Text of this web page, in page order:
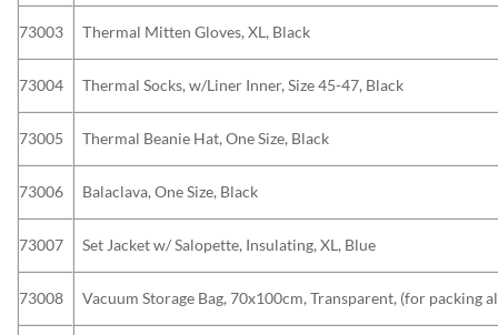
73003 Τhermal Mitten Gloves, XL, Black
73004 Thermal Socks, w/Liner Inner, Size 45-47, Black
73005 Thermal Beanie Hat, One Size, Black
73006 Balaclava, One Size, Black
73007 Set Jacket w/ Salopette, Insulating, XL, Blue
73008 Vacuum Storage Bag, 70x100cm, Transparent, (for packing